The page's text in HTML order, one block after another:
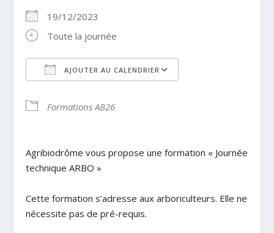
19/12/2023
Toute la journée
AJOUTER AU CALENDRIER
Formations AB26
Agribiodrôme vous propose une formation « Journée
technique ARBO »
Cette formation s’adresse aux arboriculteurs. Elle ne
nécessite pas de pré-requis.